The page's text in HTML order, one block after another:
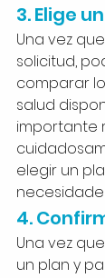
3. Elige
Una vez
solicitud,
comparar
salud
importante
elegir un
4.
Una vez
un plan y